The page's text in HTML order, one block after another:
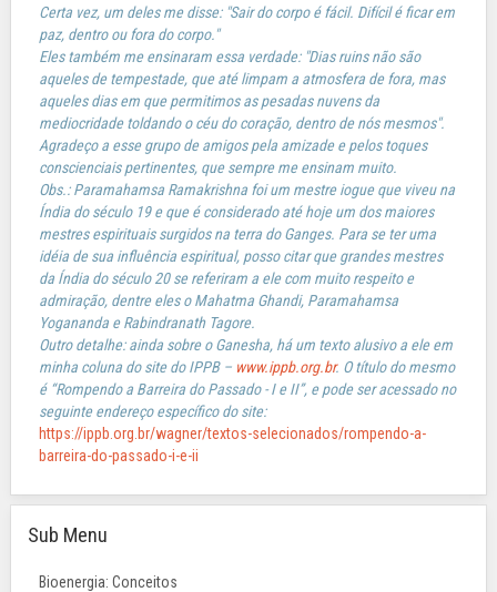
Certa vez, um deles me disse: "Sair do corpo é fácil. Difícil é ficar em
paz, dentro ou fora do corpo."
Eles também me ensinaram essa verdade: "Dias ruins não são
aqueles de tempestade, que até limpam a atmosfera de fora, mas
aqueles dias em que permitimos as pesadas nuvens da
mediocridade toldando o céu do coração, dentro de nós mesmos".
Agradeço a esse grupo de amigos pela amizade e pelos toques
conscienciais pertinentes, que sempre me ensinam muito.
Obs.: Paramahamsa Ramakrishna foi um mestre iogue que viveu na
Índia do século 19 e que é considerado até hoje um dos maiores
mestres espirituais surgidos na terra do Ganges. Para se ter uma
idéia de sua influência espiritual, posso citar que grandes mestres
da Índia do século 20 se referiram a ele com muito respeito e
admiração, dentre eles o Mahatma Ghandi, Paramahamsa
Yogananda e Rabindranath Tagore.
Outro detalhe: ainda sobre o Ganesha, há um texto alusivo a ele em
minha coluna do site do IPPB – www.ippb.org.br. O título do mesmo
é “Rompendo a Barreira do Passado - I e II”, e pode ser acessado no
seguinte endereço específico do site:
https://ippb.org.br/wagner/textos-selecionados/rompendo-a-
barreira-do-passado-i-e-ii
Sub Menu
Bioenergia: Conceitos